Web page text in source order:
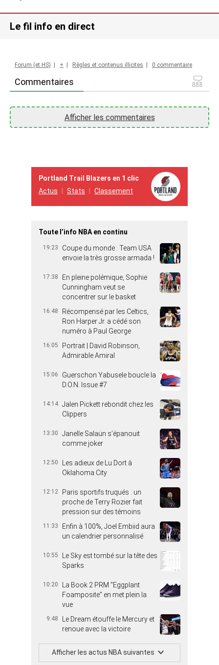
Le fil info en direct
Commentaires
Forum (et HS) | + | Règles et contenus illicites | 0 commentaire
Afficher les commentaires
Portland Trail Blazers en 1 clic
Actus
Stats Classement
Toute l’info NBA en continu
19:23
Coupe du monde : Team USA
envoie la très grosse armada !
17:38
En pleine polémique, Sophie
Cunningham veut se
concentrer sur le basket
16:48
Récompensé par les Celtics,
Ron Harper Jr. a cédé son
numéro à Paul George
16:05
Portrait | David Robinson,
Admirable Amiral
15:06
Guerschon Yabusele boucle la
D.O.N. Issue #7
14:14 Jalen Pickett rebondit chez les
Clippers
13:30
Janelle Salaün s’épanouit
comme joker
12:50
Les adieux de Lu Dort à
Oklahoma City
12:12
Paris sportifs truqués : un
proche de Terry Rozier fait
pression sur des témoins
11:33
Enfin à 100%, Joel Embiid aura
un calendrier personnalisé
10:55
Le Sky est tombé sur la tête des
Sparks
10:20
La Book 2 PRM “Eggplant
Foamposite” en met plein la
vue
9:48
Le Dream étouffe le Mercury et
renoue avec la victoire
Afficher les actus NBA suivantes